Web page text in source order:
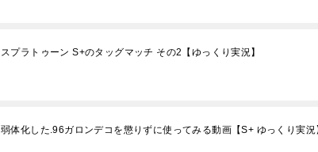
スプラトゥーン S+のタッグマッチ その2【ゆっくり実況】
弱体化した.96ガロンデコを懲りずに使ってみる動画【S+ ゆっくり実況